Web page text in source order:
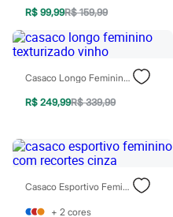
4 a 12 anos
10 a 16 anos
Roupas menino
0 a 24 meses
1 a 5 anos
4 a 12 anos
10 a 16 anos
Bolsas e Mochilas
Chapéus
Calçados
Botas
Pantufas
R$ 99,99R$ 159,99
Casaco Longo Feminino Texturizado Vinho
R$ 249,99R$ 339,99
Casaco Esportivo Feminino Com Recortes Cinza
+ 2 cores